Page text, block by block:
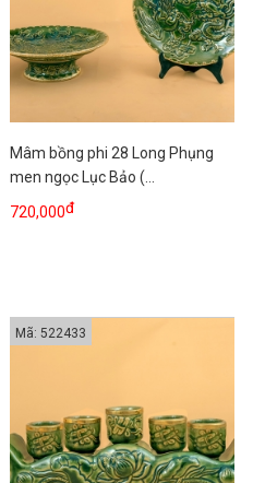
Mâm bồng phi 28 Long Phụng
men ngọc Lục Bảo (...
720,000đ
Mã: 522433